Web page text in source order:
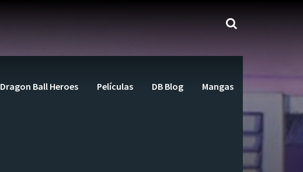
Dragon Ball Heroes Películas DB Blog Mangas